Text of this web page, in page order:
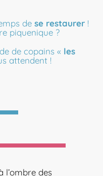
dese restaurer!
piquenique ?
de copains « les
attendent !
l’ombre des